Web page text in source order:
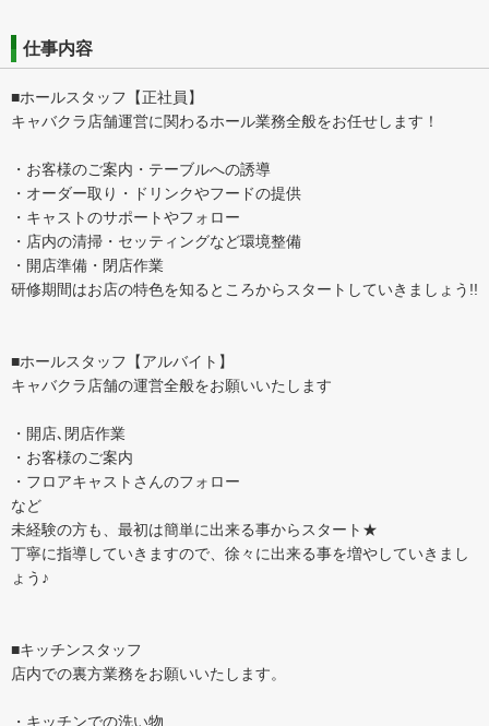
仕事内容
■ホールスタッフ【正社員】
キャバクラ店舗運営に関わるホール業務全般をお任せします！
・お客様のご案内・テーブルへの誘導
・オーダー取り・ドリンクやフードの提供
・キャストのサポートやフォロー
・店内の清掃・セッティングなど環境整備
・開店準備・閉店作業
研修期間はお店の特色を知るところからスタートしていきましょう!!
■ホールスタッフ【アルバイト】
キャバクラ店舗の運営全般をお願いいたします
・開店､閉店作業
・お客様のご案内
・フロアキャストさんのフォロー
など
未経験の方も、最初は簡単に出来る事からスタート★
丁寧に指導していきますので、徐々に出来る事を増やしていきまし
ょう♪
■キッチンスタッフ
店内での裏方業務をお願いいたします。
・キッチンでの洗い物